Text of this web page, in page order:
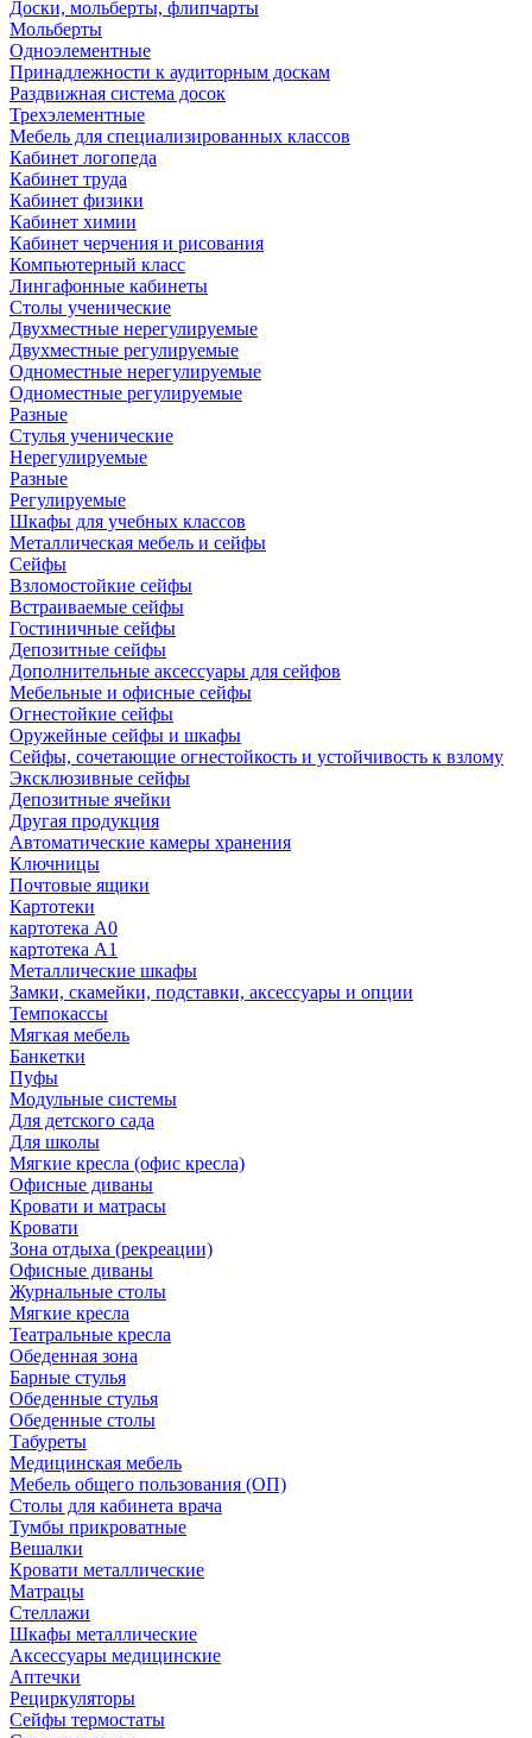
Доски, мольберты, флипчарты
Мольберты
Одноэлементные
Принадлежности к аудиторным доскам
Раздвижная система досок
Трехэлементные
Мебель для специализированных классов
Кабинет логопеда
Кабинет труда
Кабинет физики
Кабинет химии
Кабинет черчения и рисования
Компьютерный класс
Лингафонные кабинеты
Столы ученические
Двухместные нерегулируемые
Двухместные регулируемые
Одноместные нерегулируемые
Одноместные регулируемые
Разные
Стулья ученические
Нерегулируемые
Разные
Регулируемые
Шкафы для учебных классов
Металлическая мебель и сейфы
Сейфы
Взломостойкие сейфы
Встраиваемые сейфы
Гостиничные сейфы
Депозитные сейфы
Дополнительные аксессуары для сейфов
Мебельные и офисные сейфы
Огнестойкие сейфы
Оружейные сейфы и шкафы
Сейфы, сочетающие огнестойкость и устойчивость к взлому
Эксклюзивные сейфы
Депозитные ячейки
Другая продукция
Автоматические камеры хранения
Ключницы
Почтовые ящики
Картотеки
картотека А0
картотека А1
Металлические шкафы
Замки, скамейки, подставки, аксессуары и опции
Темпокассы
Мягкая мебель
Банкетки
Пуфы
Модульные системы
Для детского сада
Для школы
Мягкие кресла (офис кресла)
Офисные диваны
Кровати и матрасы
Кровати
Зона отдыха (рекреации)
Офисные диваны
Журнальные столы
Мягкие кресла
Театральные кресла
Обеденная зона
Барные стулья
Обеденные стулья
Обеденные столы
Табуреты
Медицинская мебель
Мебель общего пользования (ОП)
Столы для кабинета врача
Тумбы прикроватные
Вешалки
Кровати металлические
Матрацы
Стеллажи
Шкафы металлические
Аксессуары медицинские
Аптечки
Рециркуляторы
Сейфы термостаты